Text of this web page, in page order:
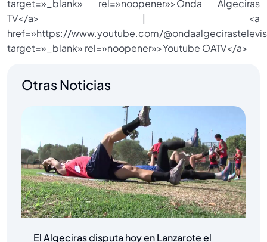
target=»_blank» rel=»noopener»>Onda Algeciras
TV</a> | <a
href=»https://www.youtube.com/
target=»_blank» rel=»noopener»>Youtube OATV</a>
Otras Noticias
El Algeciras disputa hoy en Lanzarote el